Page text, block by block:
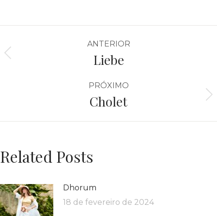
ANTERIOR
Liebe
PRÓXIMO
Cholet
Related Posts
Dhorum
18 de fevereiro de 2024